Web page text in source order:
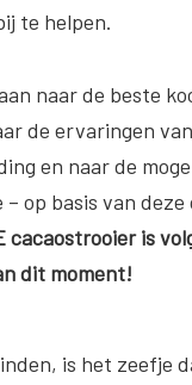
te helpen.
naar de beste
de ervaringen
en naar de
op basis van
cacaostrooier is
dit moment!
is het zeefje